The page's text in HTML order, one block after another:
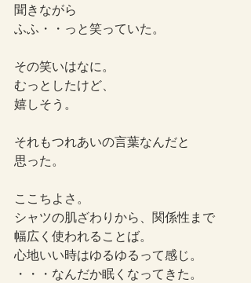
聞きながら
ふふ・・っと笑っていた。
その笑いはなに。
むっとしたけど、
嬉しそう。
それもつれあいの言葉なんだと
思った。
ここちよさ。
シャツの肌ざわりから、関係性まで
幅広く使われることば。
心地いい時はゆるゆるって感じ。
・・・なんだか眠くなってきた。